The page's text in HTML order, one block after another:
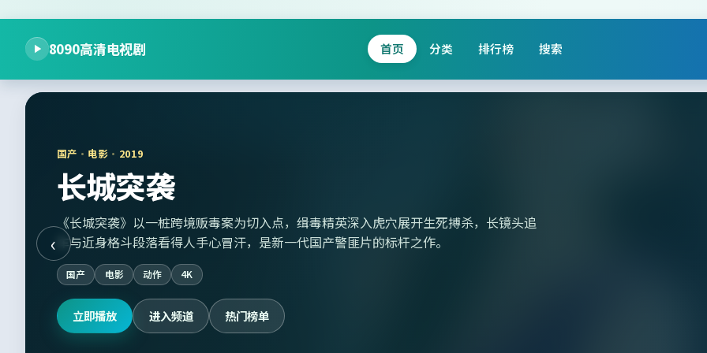
8090高清电视剧 首页 分类 排行榜 搜索
国产 · 电影· 2019
长城突袭
《长城突袭》以一桩跨境贩毒案为切入点，缉毒精英深入虎穴展开生死搏杀，长镜头追
车与近身格斗段落看得人手心冒汗，是新一代国产警匪片的标杆之作。
国产 电影 动作 4K
立即播放 进入频道 热门榜单
‹